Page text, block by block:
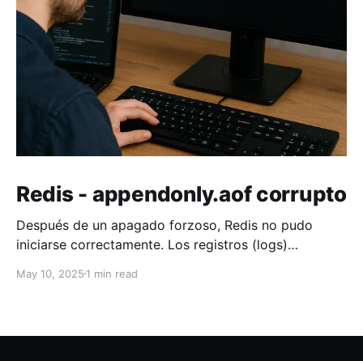
Redis - appendonly.aof corrupto
Después de un apagado forzoso, Redis no pudo
iniciarse correctamente. Los registros (logs)
07:25:48.404 * DB loaded from base file
10T07:25:48.404514303Z"} {"log":"1:
May 10, 2025 1 min read